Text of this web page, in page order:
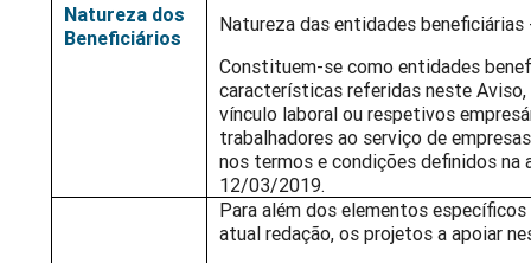
Natureza dos
Beneficiários
Natureza das entidades beneficiárias
Constituem-se como entidades
características referidas neste
vínculo laboral ou respetivos
trabalhadores ao serviço de
nos termos e condições definidos na
12/03/2019.
Para além dos elementos
atual redação, os projetos a apoiar